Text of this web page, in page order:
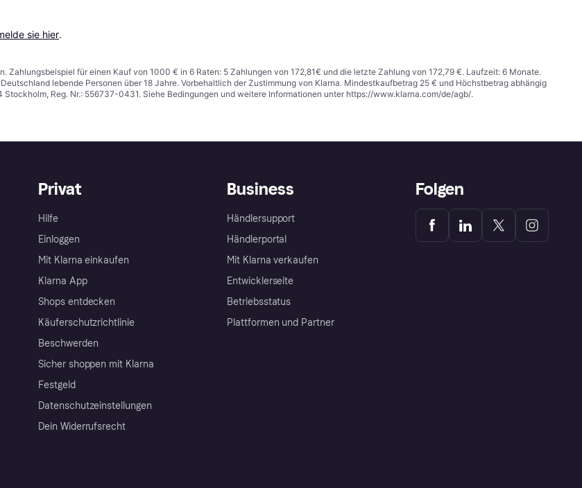
sie hier.
Zahlungsbeispiel für einen Kauf von 1000 € in 6 Raten: 5 Zahlungen von 172,81€ und die letzte Zahlung von 172,79 €. Laufzeit: 6 Monate.
lebende Personen über 18 Jahre. Vorbehaltlich der Zustimmung von Klarna. Mindestkaufbetrag 25 € und Höchstbetrag abhängig
Reg. Nr.: 556737-0431. Siehe Bedingungen und weitere Informationen unter https://www.klarna.com/de/agb/.
Privat
Hilfe
Einloggen
Mit Klarna einkaufen
Klarna App
Shops entdecken
Käuferschutzrichtlinie
Beschwerden
Sicher shoppen mit Klarna
Festgeld
Datenschutzeinstellungen
Dein Widerrufsrecht
Business
Händlersupport
Händlerportal
Mit Klarna verkaufen
Entwicklerseite
Betriebsstatus
Plattformen und Partner
Folgen